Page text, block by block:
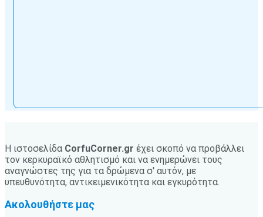
Η ιστοσελίδα CorfuCorner.gr έχει σκοπό να προβάλλει
τον κερκυραϊκό αθλητισμό και να ενημερώνει τους
αναγνώστες της για τα δρώμενα σ' αυτόν, με
υπευθυνότητα, αντικειμενικότητα και εγκυρότητα.
Ακολουθήστε μας